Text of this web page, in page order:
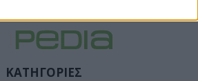
ΚΑΤΗΓΟΡΙΕΣ